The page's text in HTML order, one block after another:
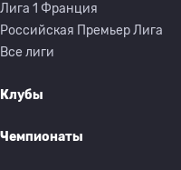
Лига 1 Франция
Российская Премьер Лига
Все лиги
Клубы
Чемпионаты